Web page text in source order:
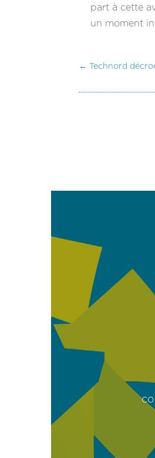
part à cette
un moment
←Technord